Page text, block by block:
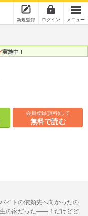
新規登録 ログイン メニュー
実施中！
会員登録(無料)して
無料で読む
イトの依頼先へ向かったの
生の家だった――！だけどど